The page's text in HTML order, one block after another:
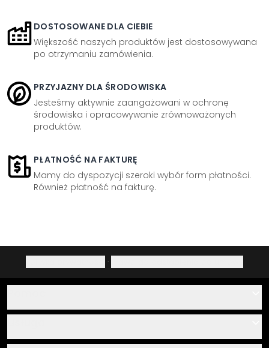
DOSTOSOWANE DLA CIEBIE
Większość naszych produktów jest dostosowywana
po otrzymaniu zamówienia.
PRZYJAZNY DLA ŚRODOWISKA
Jesteśmy aktywnie zaangażowani w ochronę
środowiska i opracowywanie zrównoważonych
produktów.
PŁATNOŚĆ NA FAKTURĘ
Mamy do dyspozycji szeroki wybór form płatności.
Również płatność na fakturę.
·
O nas